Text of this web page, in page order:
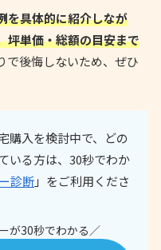
を具体的に紹介しなが
坪単価・総額の目安まで
で後悔しないため、ぜひ
購入を検討中で、どの
いる方は、30秒でわか
診断」をご利用くださ
が30秒でわかる／